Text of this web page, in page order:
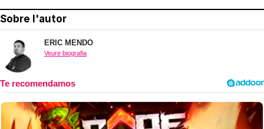
Sobre l'autor
ERIC MENDO
Veure biografia